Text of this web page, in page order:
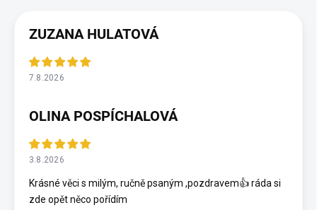
ZUZANA HULATOVÁ
7.8.2026
OLINA POSPÍCHALOVÁ
3.8.2026
Krásné věci s milým, ručně psaným ,pozdravem👍 ráda si
zde opět něco pořídím